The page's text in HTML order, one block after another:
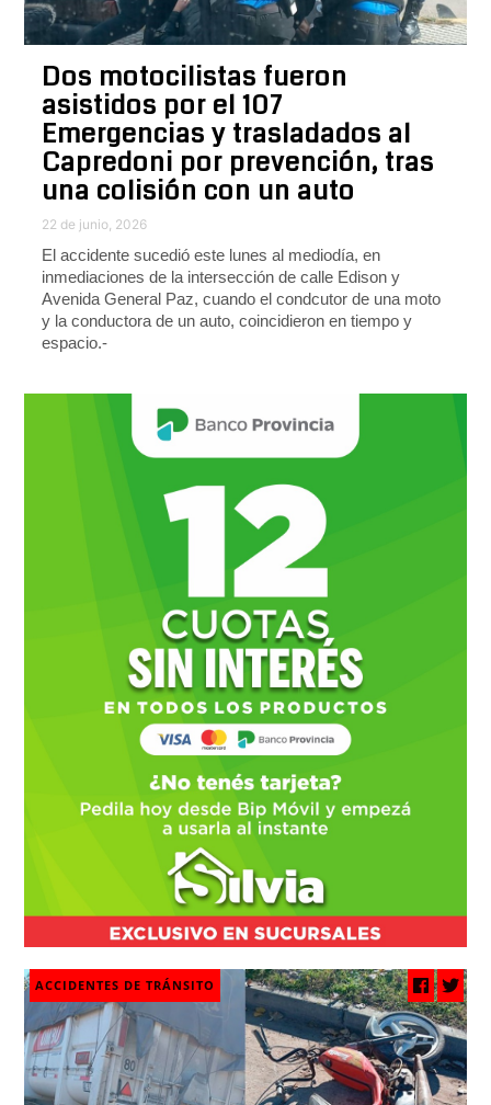
Dos motocilistas fueron
asistidos por el 107
Emergencias y trasladados al
Capredoni por prevención, tras
una colisión con un auto
22 de junio, 2026
El accidente sucedió este lunes al mediodía, en
inmediaciones de la intersección de calle Edison y
Avenida General Paz, cuando el condcutor de una moto
y la conductora de un auto, coincidieron en tiempo y
espacio.-
ACCIDENTES DE TRÁNSITO